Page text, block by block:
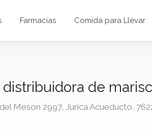
Farmacias Comida para Llevar
distribuidora de
Meson 2997, Jurica Acueducto,